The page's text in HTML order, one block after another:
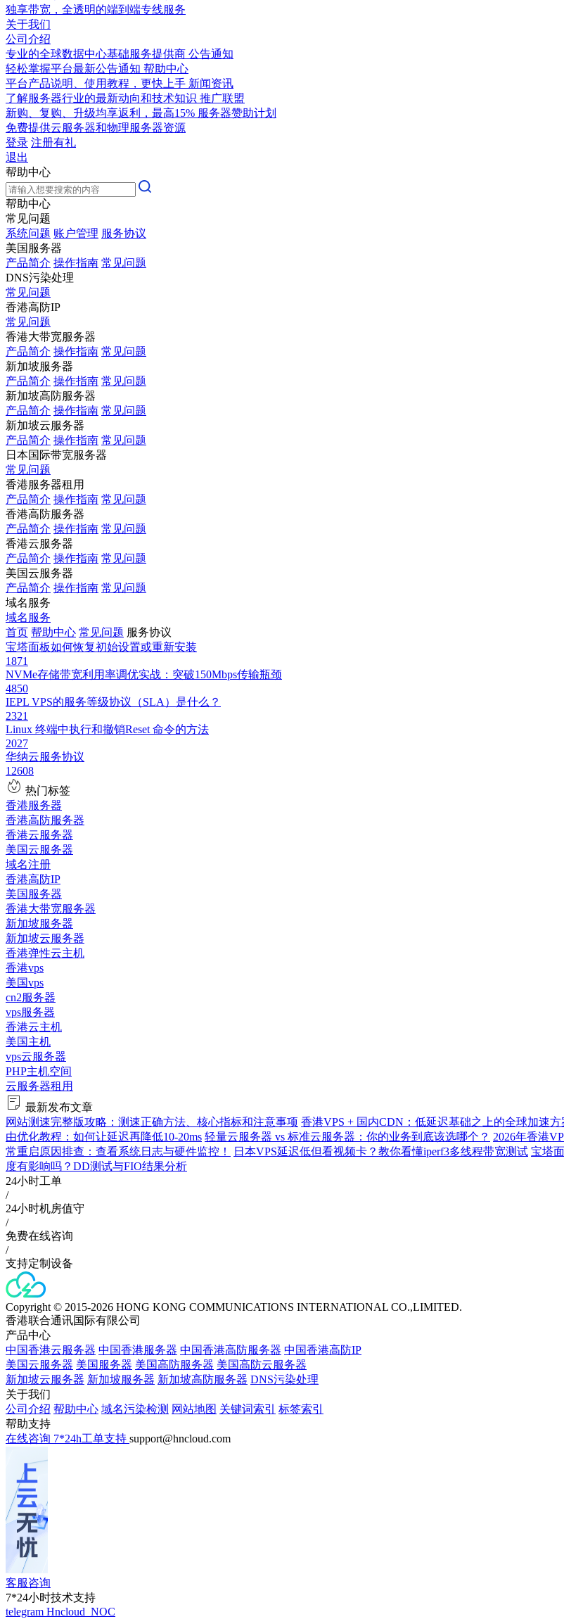
独享带宽，全透明的端到端专线服务
关于我们
公司介绍
专业的全球数据中心基础服务提供商 公告通知
轻松掌握平台最新公告通知 帮助中心
平台产品说明、使用教程，更快上手 新闻资讯
了解服务器行业的最新动向和技术知识 推广联盟
新购、复购、升级均享返利，最高15% 服务器赞助计划
免费提供云服务器和物理服务器资源
登录 注册有礼
退出
帮助中心
帮助中心
常见问题
系统问题 账户管理 服务协议
美国服务器
产品简介 操作指南 常见问题
DNS污染处理
常见问题
香港高防IP
常见问题
香港大带宽服务器
产品简介 操作指南 常见问题
新加坡服务器
产品简介 操作指南 常见问题
新加坡高防服务器
产品简介 操作指南 常见问题
新加坡云服务器
产品简介 操作指南 常见问题
日本国际带宽服务器
常见问题
香港服务器租用
产品简介 操作指南 常见问题
香港高防服务器
产品简介 操作指南 常见问题
香港云服务器
产品简介 操作指南 常见问题
美国云服务器
产品简介 操作指南 常见问题
域名服务
域名服务
首页 帮助中心 常见问题 服务协议
宝塔面板如何恢复初始设置或重新安装
1871
NVMe存储带宽利用率调优实战：突破150Mbps传输瓶颈
4850
IEPL VPS的服务等级协议（SLA）是什么？
2321
Linux 终端中执行和撤销Reset 命令的方法
2027
华纳云服务协议
12608
热门标签
香港服务器
香港高防服务器
香港云服务器
美国云服务器
域名注册
香港高防IP
美国服务器
香港大带宽服务器
新加坡服务器
新加坡云服务器
香港弹性云主机
香港vps
美国vps
cn2服务器
vps服务器
香港云主机
美国主机
vps云服务器
PHP主机空间
云服务器租用
最新发布文章
网站测速完整版攻略：测速正确方法、核心指标和注意事项 香港VPS + 国内CDN：低延迟基础之上的全球加速方
由优化教程：如何让延迟再降低10-20ms 轻量云服务器 vs 标准云服务器：你的业务到底该选哪个？ 2026年香港
常重启原因排查：查看系统日志与硬件监控！
日本VPS延迟低但看视频卡？教你看懂iperf3多线程带宽测试 宝塔
度有影响吗？DD测试与FIO结果分析
24小时工单
/
24小时机房值守
/
免费在线咨询
/
支持定制设备
Copyright © 2015-2026 HONG KONG COMMUNICATIONS INTERNATIONAL CO.,LIMITED.
香港联合通讯国际有限公司
产品中心
中国香港云服务器 中国香港服务器 中国香港高防服务器 中国香港高防IP
美国云服务器 美国服务器 美国高防服务器 美国高防云服务器
新加坡云服务器 新加坡服务器 新加坡高防服务器 DNS污染处理
关于我们
公司介绍 帮助中心 域名污染检测 网站地图 关键词索引
标签索引
帮助支持
在线咨询 7*24h工单支持 support@hncloud.com
客服咨询
7*24小时技术支持
telegram Hncloud_NOC